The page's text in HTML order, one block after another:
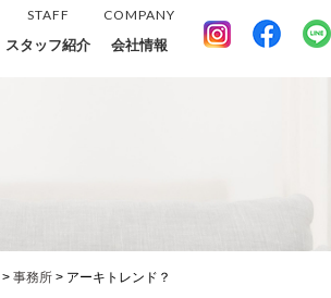
STAFF
スタッフ紹介
COMPANY
会社情報
> 事務所 > アーキトレンド？